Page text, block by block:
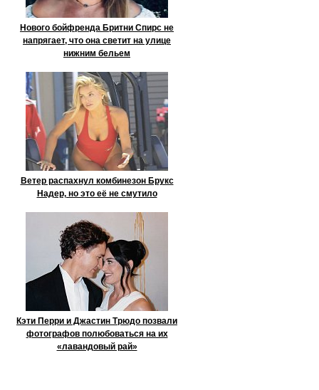
Нового бойфренда Бритни Спирс не
напрягает, что она светит на улице
нижним бельем
Ветер распахнул комбинезон Брукс
Надер, но это её не смутило
Кэти Перри и Джастин Трюдо позвали
фотографов полюбоваться на их
«лавандовый рай»